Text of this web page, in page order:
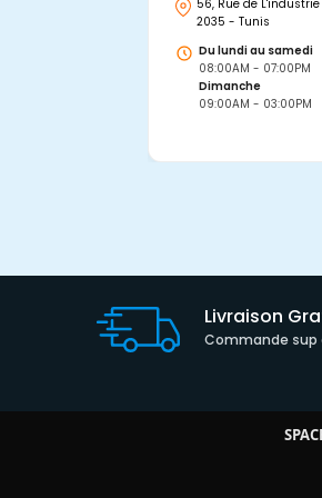
56, Rue de
2035 - Tunis
Du lundi au samedi
08:00AM - 07:00PM
Dimanche
09:00AM - 03:00PM
Livraison
Commande sup